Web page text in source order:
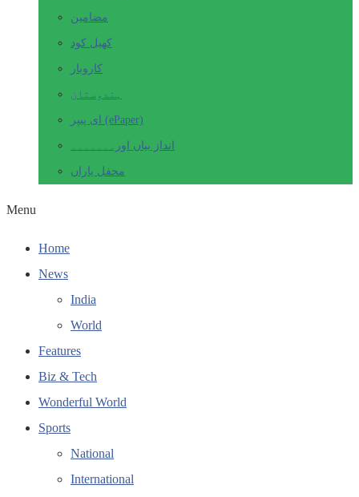
مضامین
کھیل کود
کاروبار
ہندوستان
ای پیپر (ePaper)
انداز بیاں اور۔۔۔۔۔۔۔
محفل یاراں
Menu
Home
News
India
World
Features
Biz & Tech
Wonderful World
Sports
National
International